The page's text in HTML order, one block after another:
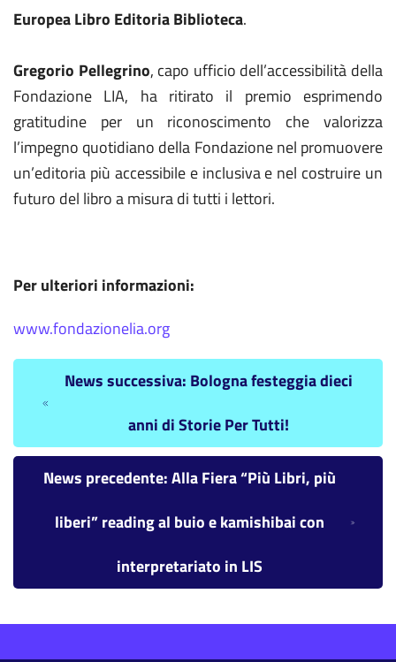
Europea Libro Editoria Biblioteca.
Gregorio Pellegrino, capo ufficio dell’accessibilità della
Fondazione LIA, ha ritirato il premio esprimendo
gratitudine per un riconoscimento che valorizza
l’impegno quotidiano della Fondazione nel promuovere
un’editoria più accessibile e inclusiva e nel costruire un
futuro del libro a misura di tutti i lettori.
Per ulteriori informazioni:
www.fondazionelia.org
News successiva: Bologna festeggia dieci
anni di Storie Per Tutti!
News precedente: Alla Fiera “Più Libri, più
liberi” reading al buio e kamishibai con
interpretariato in LIS